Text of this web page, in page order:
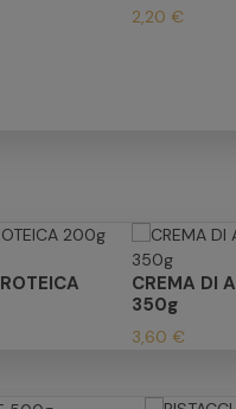
2,20 €
CREMA DI
350g
3,60 €